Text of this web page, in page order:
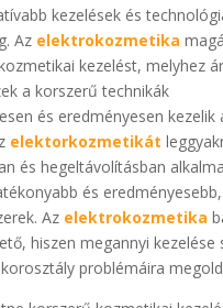
kezelések és
Az elektrokozmetika
kezelést, melyhez
a korszerű technikák
és eredményesen kezelik
elektorkozmetikát
és hegeltávolításban
és
Az elektrokozmetika
hiszen megannyi kezelése
problémáira